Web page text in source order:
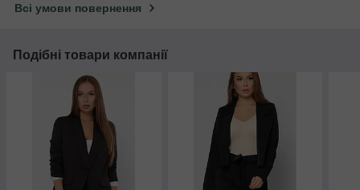
Всі умови повернення
Подібні товари компанії